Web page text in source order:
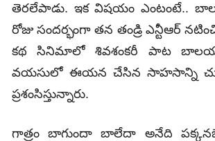
తెరలేపాడు. ఇక విషయం ఎంటంటే..
రోజు సందర్భంగా తన తండ్రి ఎన్టీఆర్
కథ సినిమాలో శివశంకరీ పాట
వయసులో ఈయన చేసిన సాహసాన్ని
ప్రశంసిస్తున్నారు.
గాత్రం బాగుందా బాలేదా అనేది